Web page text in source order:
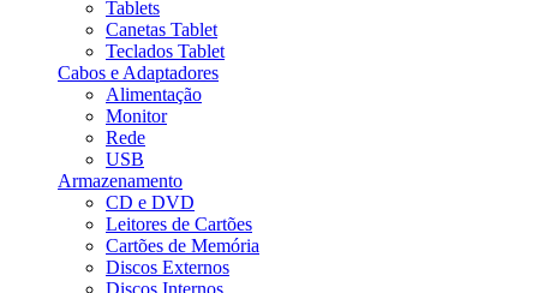
Tablets
Canetas Tablet
Teclados Tablet
Cabos e Adaptadores
Alimentação
Monitor
Rede
USB
Armazenamento
CD e DVD
Leitores de Cartões
Cartões de Memória
Discos Externos
Discos Internos